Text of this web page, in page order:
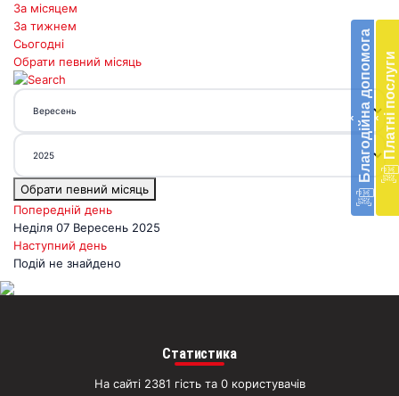
‹ Благодійна допомогав
‹ Платні послуги
За місяцем
За тижнем
Сьогодні
Обрати певний місяць
Обрати певний місяць
Попередній день
Неділя 07 Вересень 2025
Наступний день
Подій не знайдено
Статистика
На сайті 2381 гість та 0 користувачів